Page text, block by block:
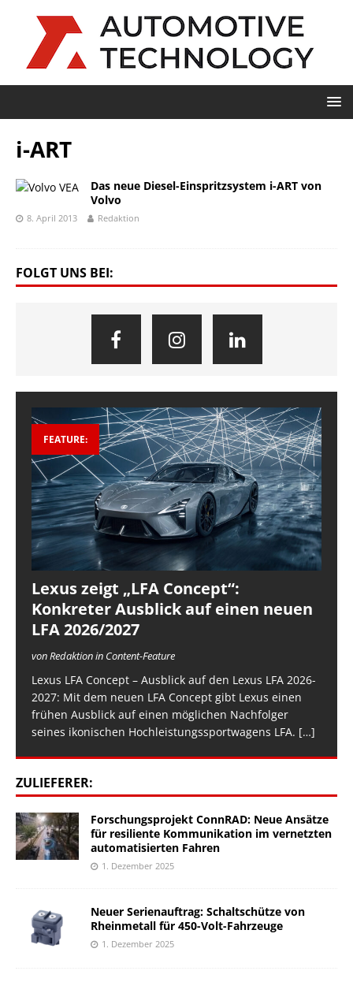
i-ART
Das neue Diesel-Einspritzsystem i-ART von
Volvo
8. April 2013 Redaktion
FOLGT UNS BEI:
FEATURE:
Lexus zeigt „LFA Concept“:
Konkreter Ausblick auf einen neuen
LFA 2026/2027
von Redaktion in Content-Feature
Lexus LFA Concept – Ausblick auf den Lexus LFA 2026-
2027: Mit dem neuen LFA Concept gibt Lexus einen
frühen Ausblick auf einen möglichen Nachfolger
seines ikonischen Hochleistungssportwagens LFA. […]
ZULIEFERER:
Forschungsprojekt ConnRAD: Neue Ansätze
für resiliente Kommunikation im vernetzten
automatisierten Fahren
1. Dezember 2025
Neuer Serienauftrag: Schaltschütze von
Rheinmetall für 450-Volt-Fahrzeuge
1. Dezember 2025